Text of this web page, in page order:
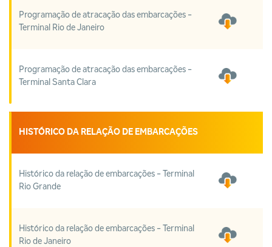
Programação de atracação das embarcações -
Terminal Rio de Janeiro
Programação de atracação das embarcações -
Terminal Santa Clara
HISTÓRICO DA RELAÇÃO DE EMBARCAÇÕES
Histórico da relação de embarcações - Terminal
Rio Grande
Histórico da relação de embarcações - Terminal
Rio de Janeiro